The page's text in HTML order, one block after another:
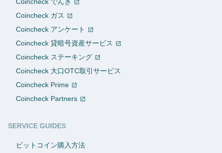
Coincheck ガス
Coincheck アンケート
Coincheck 貸暗号資産サービス
Coincheck ステーキング
Coincheck 大口OTC取引サービス
Coincheck Prime
Coincheck Partners
SERVICE GUIDES
ビットコイン購入方法